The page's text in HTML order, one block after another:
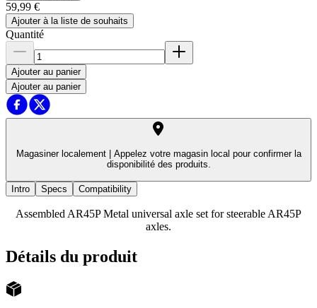
59,99 €
Ajouter à la liste de souhaits
Quantité
Ajouter au panier
Ajouter au panier
Magasiner localement |
Appelez votre magasin local pour confirmer la
disponibilité des produits.
Intro Specs Compatibility
Assembled AR45P Metal universal axle set for steerable AR45P
axles.
Détails du produit